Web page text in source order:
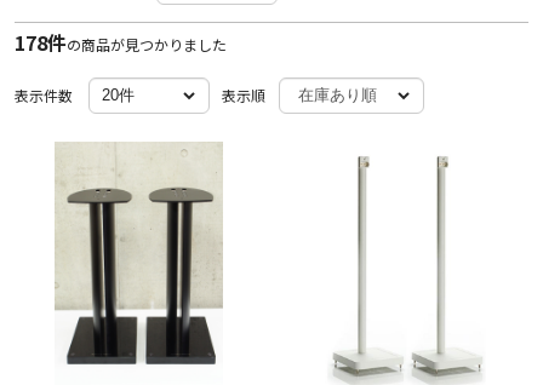
178件の商品が見つかりました
表示件数 表示順